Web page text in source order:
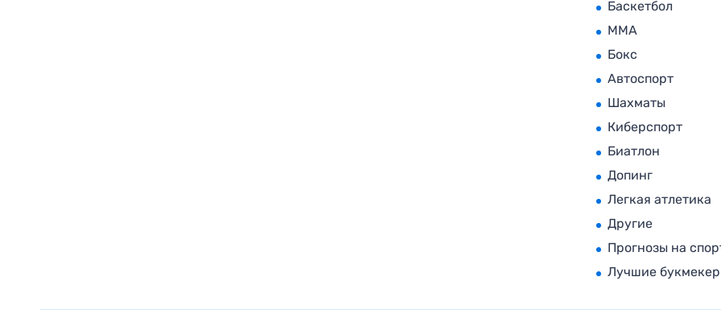
Баскетбол
MMA
Бокс
Автоспорт
Шахматы
Киберспорт
Биатлон
Допинг
Легкая атлетика
Другие
Прогнозы на
Лучшие